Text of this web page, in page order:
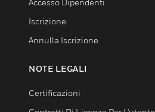
Accesso Dipendenti
Iscrizione
Annulla Iscrizione
NOTE LEGALI
Certificazioni